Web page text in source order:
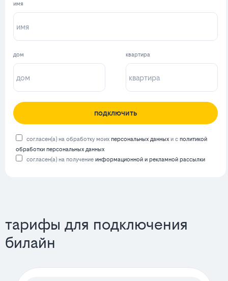
имя
дом квартира
подключить
согласен(а) на обработку моих персональных данных и с политикой
обработки персональных данных
согласен(а) на получение информационной и рекламной рассылки
тарифы для подключения
билайн